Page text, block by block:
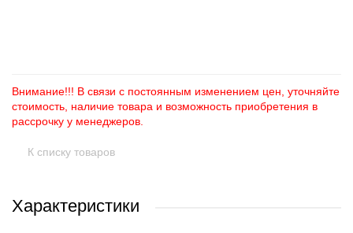
Внимание!!! В связи с постоянным изменением цен, уточняйте
стоимость, наличие товара и возможность приобретения в
рассрочку у менеджеров.
К списку товаров
Характеристики